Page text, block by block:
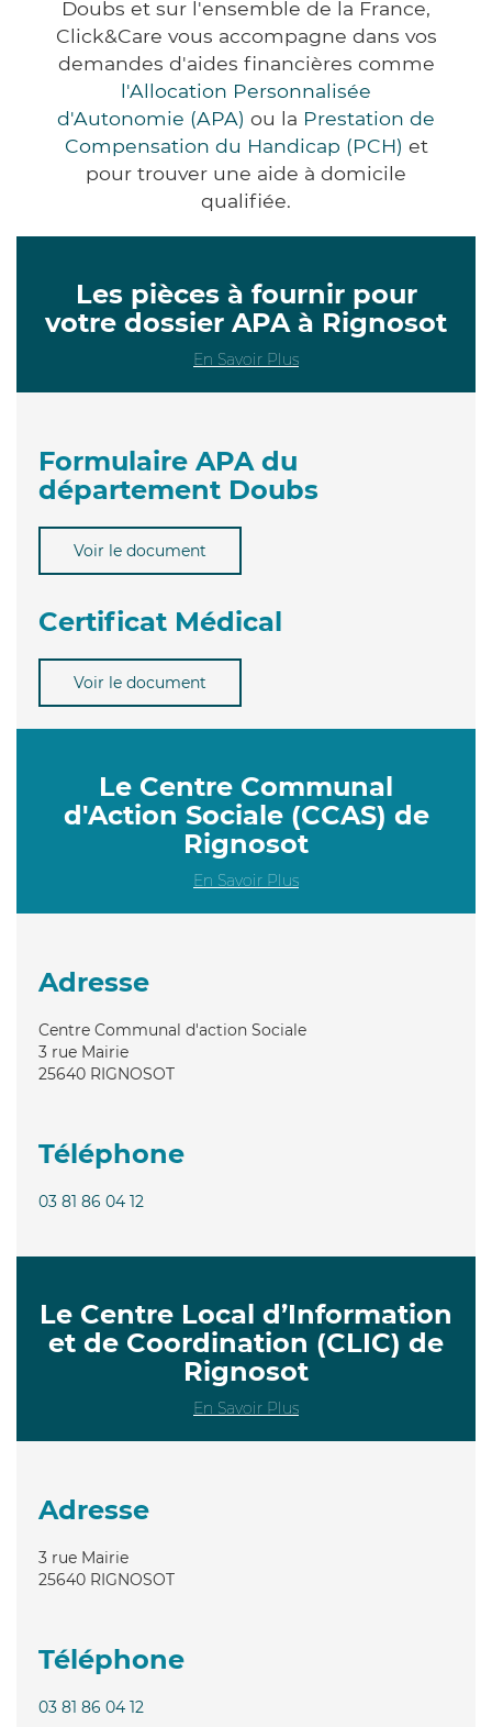
Doubs et sur l'ensemble de la France,
Click&Care vous accompagne dans vos
demandes d'aides financières comme
l'Allocation Personnalisée
d'Autonomie (APA) ou la Prestation de
Compensation du Handicap (PCH) et
pour trouver une aide à domicile
qualifiée.
Les pièces à fournir pour
votre dossier APA à Rignosot
En Savoir Plus
Formulaire APA du
département Doubs
Voir le document
Certificat Médical
Voir le document
Le Centre Communal
d'Action Sociale (CCAS) de
Rignosot
En Savoir Plus
Adresse
Centre Communal d'action Sociale
3 rue Mairie
25640 RIGNOSOT
Téléphone
03 81 86 04 12
Le Centre Local d’Information
et de Coordination (CLIC) de
Rignosot
En Savoir Plus
Adresse
3 rue Mairie
25640 RIGNOSOT
Téléphone
03 81 86 04 12